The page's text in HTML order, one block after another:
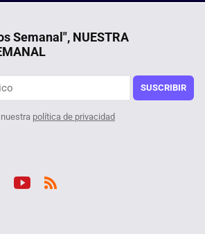
Semanal", NUESTRA
SUSCRIBIR
política de privacidad